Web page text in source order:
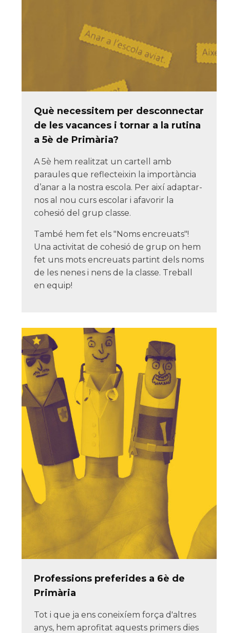
Què necessitem per desconnectar
de les vacances i tornar a la rutina
a 5è de Primària?
A 5è hem realitzat un cartell amb
paraules que reflecteixin la importància
d’anar a la nostra escola. Per així adaptar-
nos al nou curs escolar i afavorir la
cohesió del grup classe.
També hem fet els "Noms encreuats"!
Una activitat de cohesió de grup on hem
fet uns mots encreuats partint dels noms
de les nenes i nens de la classe. Treball
en equip!
Professions preferides a 6è de
Primària
Tot i que ja ens coneixíem força d'altres
anys, hem aprofitat aquests primers dies